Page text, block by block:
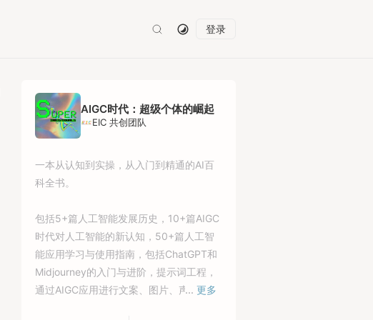
登录
AIGC时代：超级个体的崛起
EIC 共创团队
一本从认知到实操，从入门到精通的AI百
科全书。
包括5+篇人工智能发展历史，10+篇AIGC
时代对人工智能的新认知，50+篇人工智
能应用学习与使用指南，包括ChatGPT和
Midjourney的入门与进阶，提示词工程，
通过AIGC应用进行文案、图片、声音、视
... 更多